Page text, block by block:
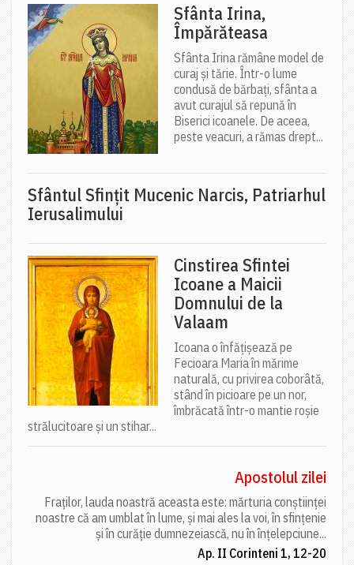
Sfânta Irina,
Împărăteasa
Sfânta Irina rămâne model de
curaj și tărie. Într-o lume
condusă de bărbați, sfânta a
avut curajul să repună în
Biserici icoanele. De aceea,
peste veacuri, a rămas drept...
Sfântul Sfinţit Mucenic Narcis, Patriarhul
Ierusalimului
Cinstirea Sfintei
Icoane a Maicii
Domnului de la
Valaam
Icoana o înfățișează pe
Fecioara Maria în mărime
naturală, cu privirea coborâtă,
stând în picioare pe un nor,
îmbrăcată într-o mantie roșie
strălucitoare și un stihar...
Apostolul zilei
Fraților, lauda noastră aceasta este: mărturia conștiinței
noastre că am umblat în lume, și mai ales la voi, în sfințenie
și în curăție dumnezeiască, nu în înțelepciune...
Ap. II Corinteni 1, 12-20